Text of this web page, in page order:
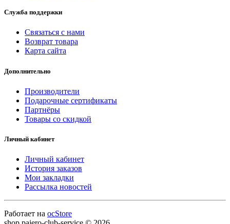
Служба поддержки
Связаться с нами
Возврат товара
Карта сайта
Дополнительно
Производители
Подарочные сертификаты
Партнёры
Товары со скидкой
Личный кабинет
Личный кабинет
История заказов
Мои закладки
Рассылка новостей
Работает на ocStore